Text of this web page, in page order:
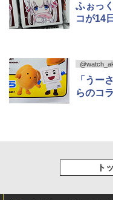
ふぉっ
コが14
「うー
らのコ
ト